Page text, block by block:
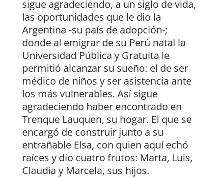
sigue agradeciendo, a un siglo de vida,
las oportunidades que le dio la
Argentina -su país de adopción-;
donde al emigrar de su Perú natal la
Universidad Pública y Gratuita le
permitió alcanzar su sueño: el de ser
médico de niños y ser asistencia ante
los más vulnerables. Así sigue
agradeciendo haber encontrado en
Trenque Lauquen, su hogar. El que se
encargó de construir junto a su
entrañable Elsa, con quien aquí echó
raíces y dio cuatro frutos: Marta, Luis,
Claudia y Marcela, sus hijos.